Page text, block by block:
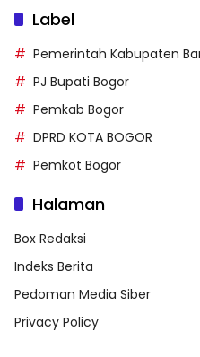
Label
Pemerintah Kabupaten
PJ Bupati Bogor
Pemkab Bogor
DPRD KOTA BOGOR
Pemkot Bogor
Halaman
Box Redaksi
Indeks Berita
Pedoman Media Siber
Privacy Policy